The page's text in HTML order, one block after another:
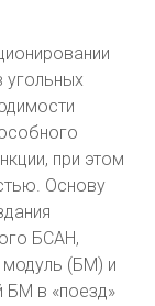
при этом
Основу
БСАН,
(БМ) и
БМ в «поезд»